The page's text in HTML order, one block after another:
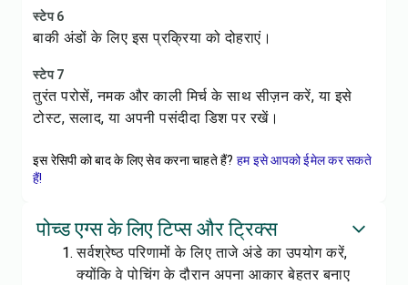
स्टेप 6
बाकी अंडों के लिए इस प्रक्रिया को दोहराएं।
स्टेप 7
तुरंत परोसें, नमक और काली मिर्च के साथ सीज़न करें, या इसे
टोस्ट, सलाद, या अपनी पसंदीदा डिश पर रखें।
इस रेसिपी को बाद के लिए सेव करना चाहते हैं? हम इसे आपको ईमेल कर सकते
हैं!
पोच्ड एग्स के लिए टिप्स और ट्रिक्स
सर्वश्रेष्ठ परिणामों के लिए ताजे अंडे का उपयोग करें,
क्योंकि वे पोचिंग के दौरान अपना आकार बेहतर बनाए